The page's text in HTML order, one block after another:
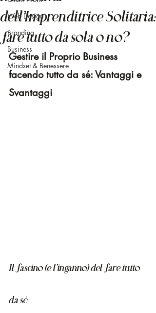
Web Design
Branding
Business
Mindset & Benessere
dell’Imprenditrice Solitaria:
fare tutto da sola o no?
Gestire il Proprio Business
facendo tutto da sé: Vantaggi e
Svantaggi
Il fascino (e l’inganno) del fare tutto
da sé